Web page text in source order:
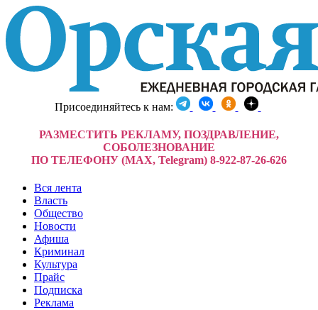
Присоединяйтесь к нам:
РАЗМЕСТИТЬ РЕКЛАМУ, ПОЗДРАВЛЕНИЕ,
СОБОЛЕЗНОВАНИЕ
ПО ТЕЛЕФОНУ (MAX, Telegram) 8-922-87-26-626
Вся лента
Власть
Общество
Новости
Афиша
Криминал
Культура
Прайс
Подписка
Реклама